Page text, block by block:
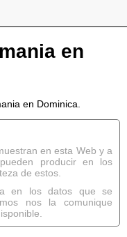
en
en Dominica.
en esta Web y a
producir en los
de estos.
en los datos que se
nos la comunique